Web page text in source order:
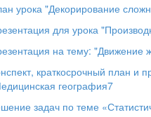
один раз увидеть,
раз услышать».
урока "Декорирование
для урока
на тему: "Движение
краткосрочный план и
география7
задач по теме